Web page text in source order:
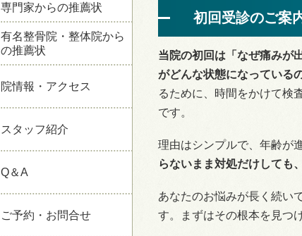
専門家からの推薦状
有名整骨院・整体院から
の推薦状
院情報・アクセス
スタッフ紹介
Q＆A
ご予約・お問合せ
初回受診のご案
当院の初回は 「なぜ痛みが
がどんな状態になっている
るために、時間をかけて検
です。
理由はシンプルで、年齢が
らないまま対処だけしても
あなたのお悩みが長く続い
す。まずはその根本を見つ